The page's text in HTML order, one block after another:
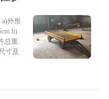
a)外形
b)
总重
寸及